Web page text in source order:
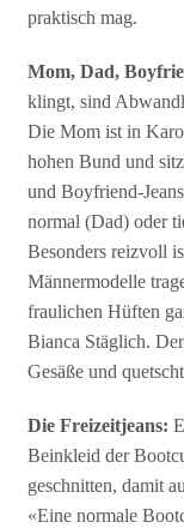
praktisch mag.
Mom, Dad,
klingt, sind
Die Mom ist in
hohen Bund und
und Boyfriend-
normal (Dad) oder
Besonders reizvoll
Männermodelle
fraulichen Hüften
Bianca Stäglich.
Gesäße und
Die Freizeitjeans:
Beinkleid der
geschnitten, damit
«Eine normale